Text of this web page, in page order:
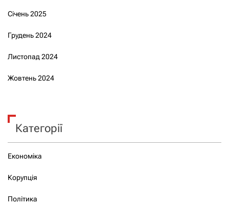
Січень 2025
Грудень 2024
Листопад 2024
Жовтень 2024
Категорії
Економіка
Корупція
Політика